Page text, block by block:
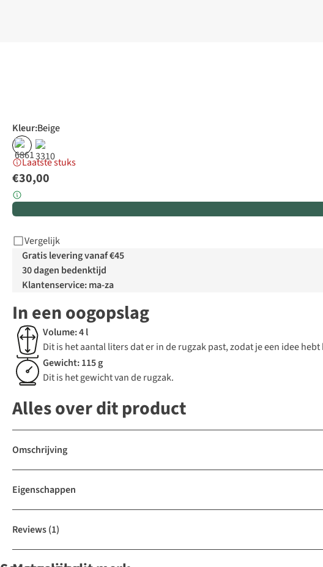
Kleur:Beige
Laatste stuks
€30,00
Vergelijk
Gratis levering vanaf €45
30 dagen bedenktijd
Klantenservice: ma-za
In een oogopslag
Volume: 4 l
Dit is het aantal liters dat er in de rugzak past, zodat je een idee
Gewicht: 115 g
Dit is het gewicht van de rugzak.
Alles over dit product
Omschrijving
Eigenschappen
Reviews(1)